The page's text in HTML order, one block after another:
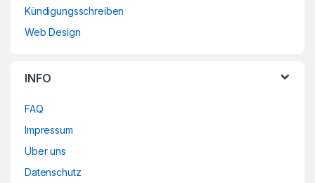
Kündigungsschreiben
Web Design
INFO
FAQ
Impressum
Über uns
Datenschutz